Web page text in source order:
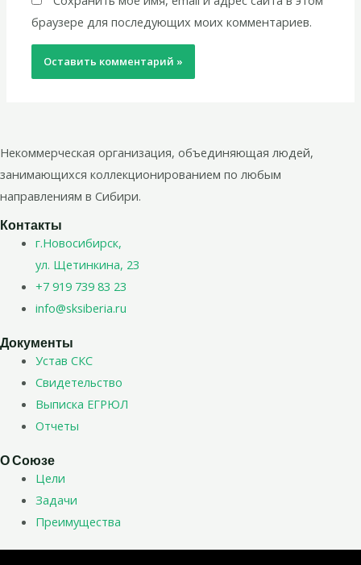
браузере для последующих моих комментариев.
Некоммерческая организация, объединяющая людей,
занимающихся коллекционированием по любым
направлениям в Сибири.
Контакты
г.Новосибирск,
ул. Щетинкина, 23
+7 919 739 83 23
info@sksiberia.ru
Документы
Устав СКС
Свидетельство
Выписка ЕГРЮЛ
Отчеты
О Союзе
Цели
Задачи
Преимущества